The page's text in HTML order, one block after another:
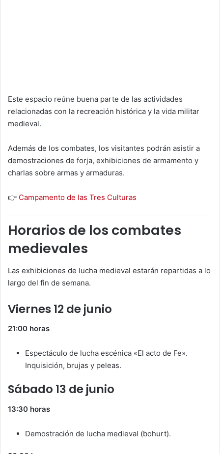
Este espacio reúne buena parte de las actividades
relacionadas con la recreación histórica y la vida militar
medieval.
Además de los combates, los visitantes podrán asistir a
demostraciones de forja, exhibiciones de armamento y
charlas sobre armas y armaduras.
👉 Campamento de las Tres Culturas
Horarios de los combates
medievales
Las exhibiciones de lucha medieval estarán repartidas a lo
largo del fin de semana.
Viernes 12 de junio
21:00 horas
Espectáculo de lucha escénica «El acto de Fe».
Inquisición, brujas y peleas.
Sábado 13 de junio
13:30 horas
Demostración de lucha medieval (bohurt).